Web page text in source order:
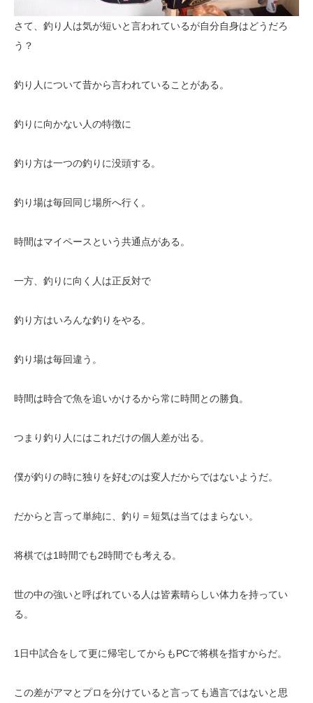
さて、釣り人は気が短いと言われているが自分自身はどうだろ
う？
釣り人について昔から言われていることがある。
釣りに向かない人の特徴に
釣り方は一つの釣りに没頭する。
釣り場は毎回同じ場所へ行く。
時間はマイペースという共通点がある。
一方、釣りに向く人は正反対で
釣り方はいろんな釣りをやる。
釣り場は毎回違う。
時間は時合で魚を追いかけるから常に時間との勝負。
つまり釣り人にはこれだけの個人差が出る。
僕が釣りの時に独りを好むのは変人だからではないようだ。
だからと言って単純に、釣り＝短気は当てはまらない。
将棋では1時間でも2時間でも考える。
世の中の強いと呼ばれている人は皆素晴らしい体力を持ってい
る。
1日中試合をして更に帰宅してからもPCで将棋を指すからだ。
この差がアマとプロを分けていると言っても過言ではないと思